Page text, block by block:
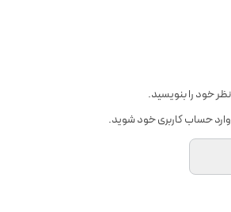
خود را بنویسید.
وارد حساب کاربری خود شوید.